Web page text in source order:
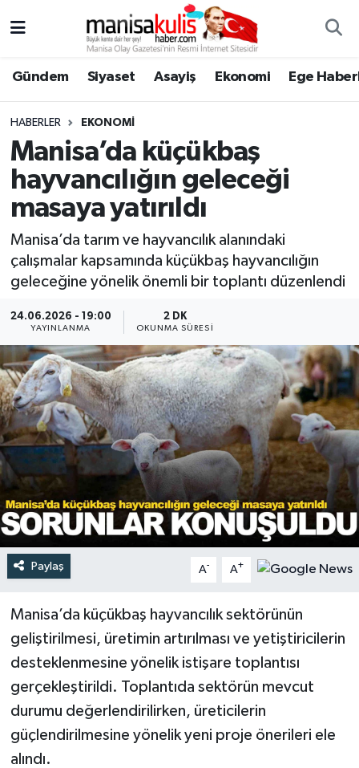
Gündem Siyaset Asayiş Ekonomi Ege
HABERLER EKONOMI
Manisa’da küçükbaş
hayvancılığın geleceği
masaya yatırıldı
Manisa’da tarım ve hayvancılık alanındaki
çalışmalar kapsamında küçükbaş hayvancılığın
geleceğine yönelik önemli bir toplantı düzenlendi
24.06.2026 - 19:00
YAYINLANMA
2 DK
OKUNMA SÜRESI
Paylaş A- A+
Manisa’da küçükbaş hayvancılık sektörünün
geliştirilmesi, üretimin artırılması ve yetiştiricilerin
desteklenmesine yönelik istişare toplantısı
gerçekleştirildi. Toplantıda sektörün mevcut
durumu değerlendirilirken, üreticilerin
güçlendirilmesine yönelik yeni proje önerileri ele
alındı.
Ege Haberleri
Ekonomi
Genel
Gündem
Resmi İlan
Spor
Türkiye
Yaşam
Yunusemre Hava Durumu
Yunusemre Trafik Yoğunluk Haritası
Süper Lig Puan Durumu ve Fikstür
Tüm Manşetler
Son Dakika Haberleri